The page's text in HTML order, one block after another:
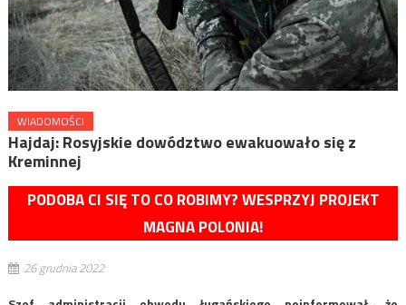
WIADOMOŚCI
Hajdaj: Rosyjskie dowództwo ewakuowało się z
Kreminnej
PODOBA CI SIĘ TO CO ROBIMY? WESPRZYJ PROJEKT
MAGNA POLONIA!
26 grudnia 2022